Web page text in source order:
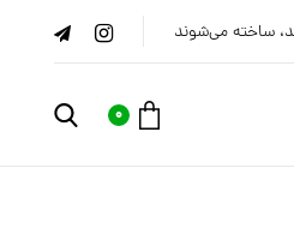
ساخته می‌شوند
0